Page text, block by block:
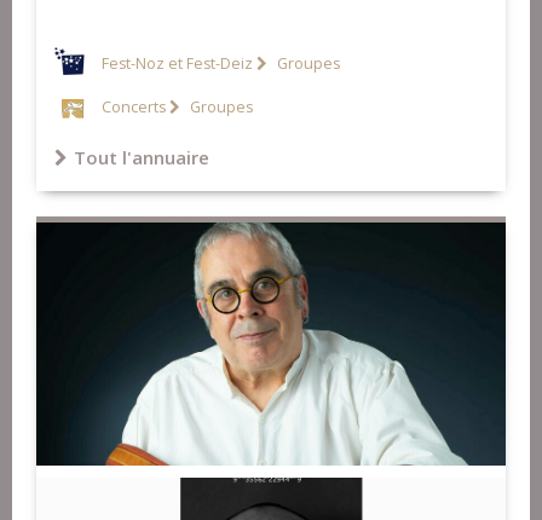
Fest-Noz et Fest-Deiz Groupes
Concerts Groupes
Tout l'annuaire